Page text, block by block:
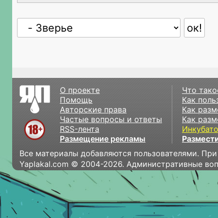
О проекте
Помощь
Авторские права
Частые вопросы и ответы
RSS-лента
Размещение рекламы
Что
Как
Как
Как
Все материалы добавляются пользователями.
Yaplakal.com © 2004-2026. Административные